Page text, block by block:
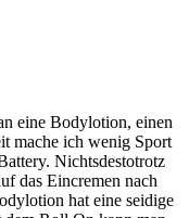
eine Bodylotion, einen
mache ich wenig Sport
Nichtsdestotrotz
das Eincremen nach
hat eine seidige